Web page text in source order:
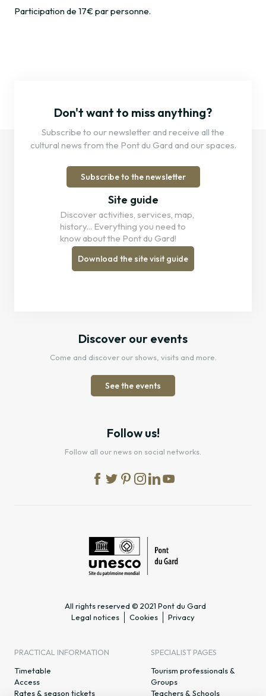
Participation de 17€ par personne.
Don't want to miss anything?
Subscribe to our newsletter and receive all the
cultural news from the Pont du Gard and our spaces.
Subscribe to the newsletter
Site guide
Discover activities, services, map,
history... Everything you need to
know about the Pont du Gard!
Download the site visit guide
Discover our events
Come and discover our shows, visits and more.
See the events
Follow us!
Follow all our news on social networks.
All rights reserved © 2021 Pont du Gard
Legal notices
Cookies Privacy
PRACTICAL INFORMATION
Timetable
Access
Rates & season tickets
SPECIALIST PAGES
Tourism professionals &
Groups
Teachers & Schools